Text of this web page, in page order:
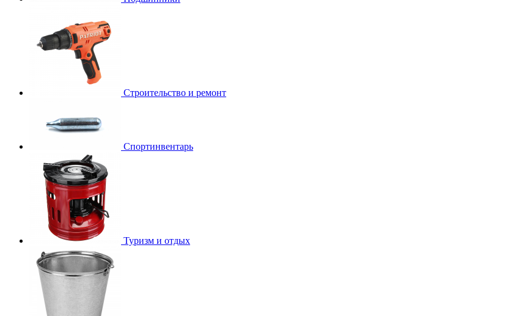
Строительство и ремонт
Спортинвентарь
Туризм и отдых